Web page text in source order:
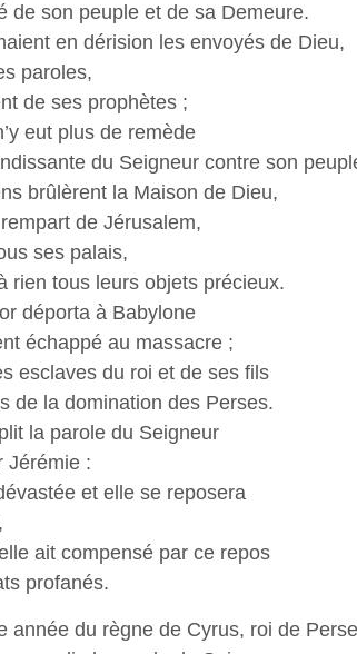
de son peuple et de sa Demeure.
en dérision les envoyés de Dieu,
paroles,
de ses prophètes ;
eut plus de remède
du Seigneur contre son
brûlèrent la Maison de Dieu,
de Jérusalem,
ses palais,
rien tous leurs objets précieux.
déporta à Babylone
échappé au massacre ;
esclaves du roi et de ses fils
de la domination des Perses.
la parole du Seigneur
Jérémie :
et elle se reposera
ait compensé par ce repos
profanés.
année du règne de Cyrus, roi de